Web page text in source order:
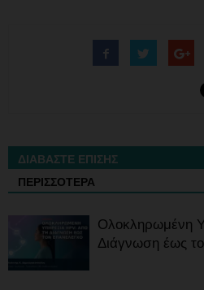
ΔΙΑΒΑΣΤΕ ΕΠΙΣΗΣ
ΠΕΡΙΣΣΟΤΕΡΑ
Ολοκληρωμένη
Διάγνωση έως